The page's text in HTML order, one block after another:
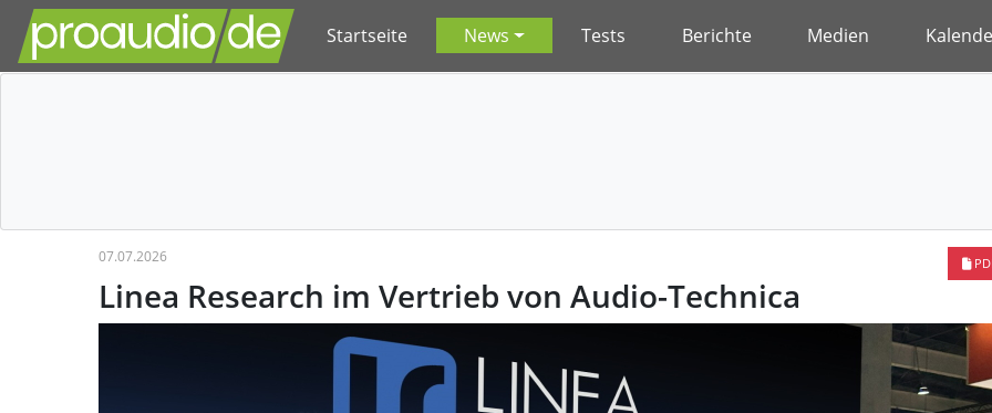
Startseite News Tests Berichte Medien
07.07.2026
Linea Research im Vertrieb von Audio-Technica